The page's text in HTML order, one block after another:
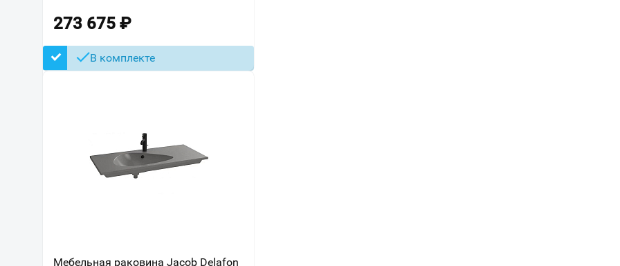
273 675 ₽
В комплекте
Мебельная раковина Jacob Delafon